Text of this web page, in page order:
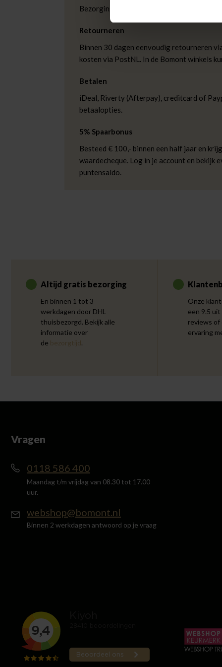
Bezorging is altijd gratis, binnen 1-3
Retourneren
Binnen 30 dagen eenvoudig retourneren
kosten via PostNL. In de Bomont winkels
Betalen
iDeal, Riverty (Afterpay), creditcard of
betaalopties.
5% Spaarbonus
Besteed € 100,- binnen een half jaar en
waardecheque. Log in je account en bekijk
puntensaldo.
Altijd gratis bezorging
En binnen 1 tot 3
werkdagen door DHL
thuisbezorgd. Bekijk alle
informatie over
de bezorgtijd.
Onze
een 9.5 uit
reviews of
ervaring
Vragen
0118 586 400
Maandag t/m vrijdag van 08.30 tot 17.00
uur.
webshop@bomont.nl
Binnen 2 werkdagen antwoord op je vraag